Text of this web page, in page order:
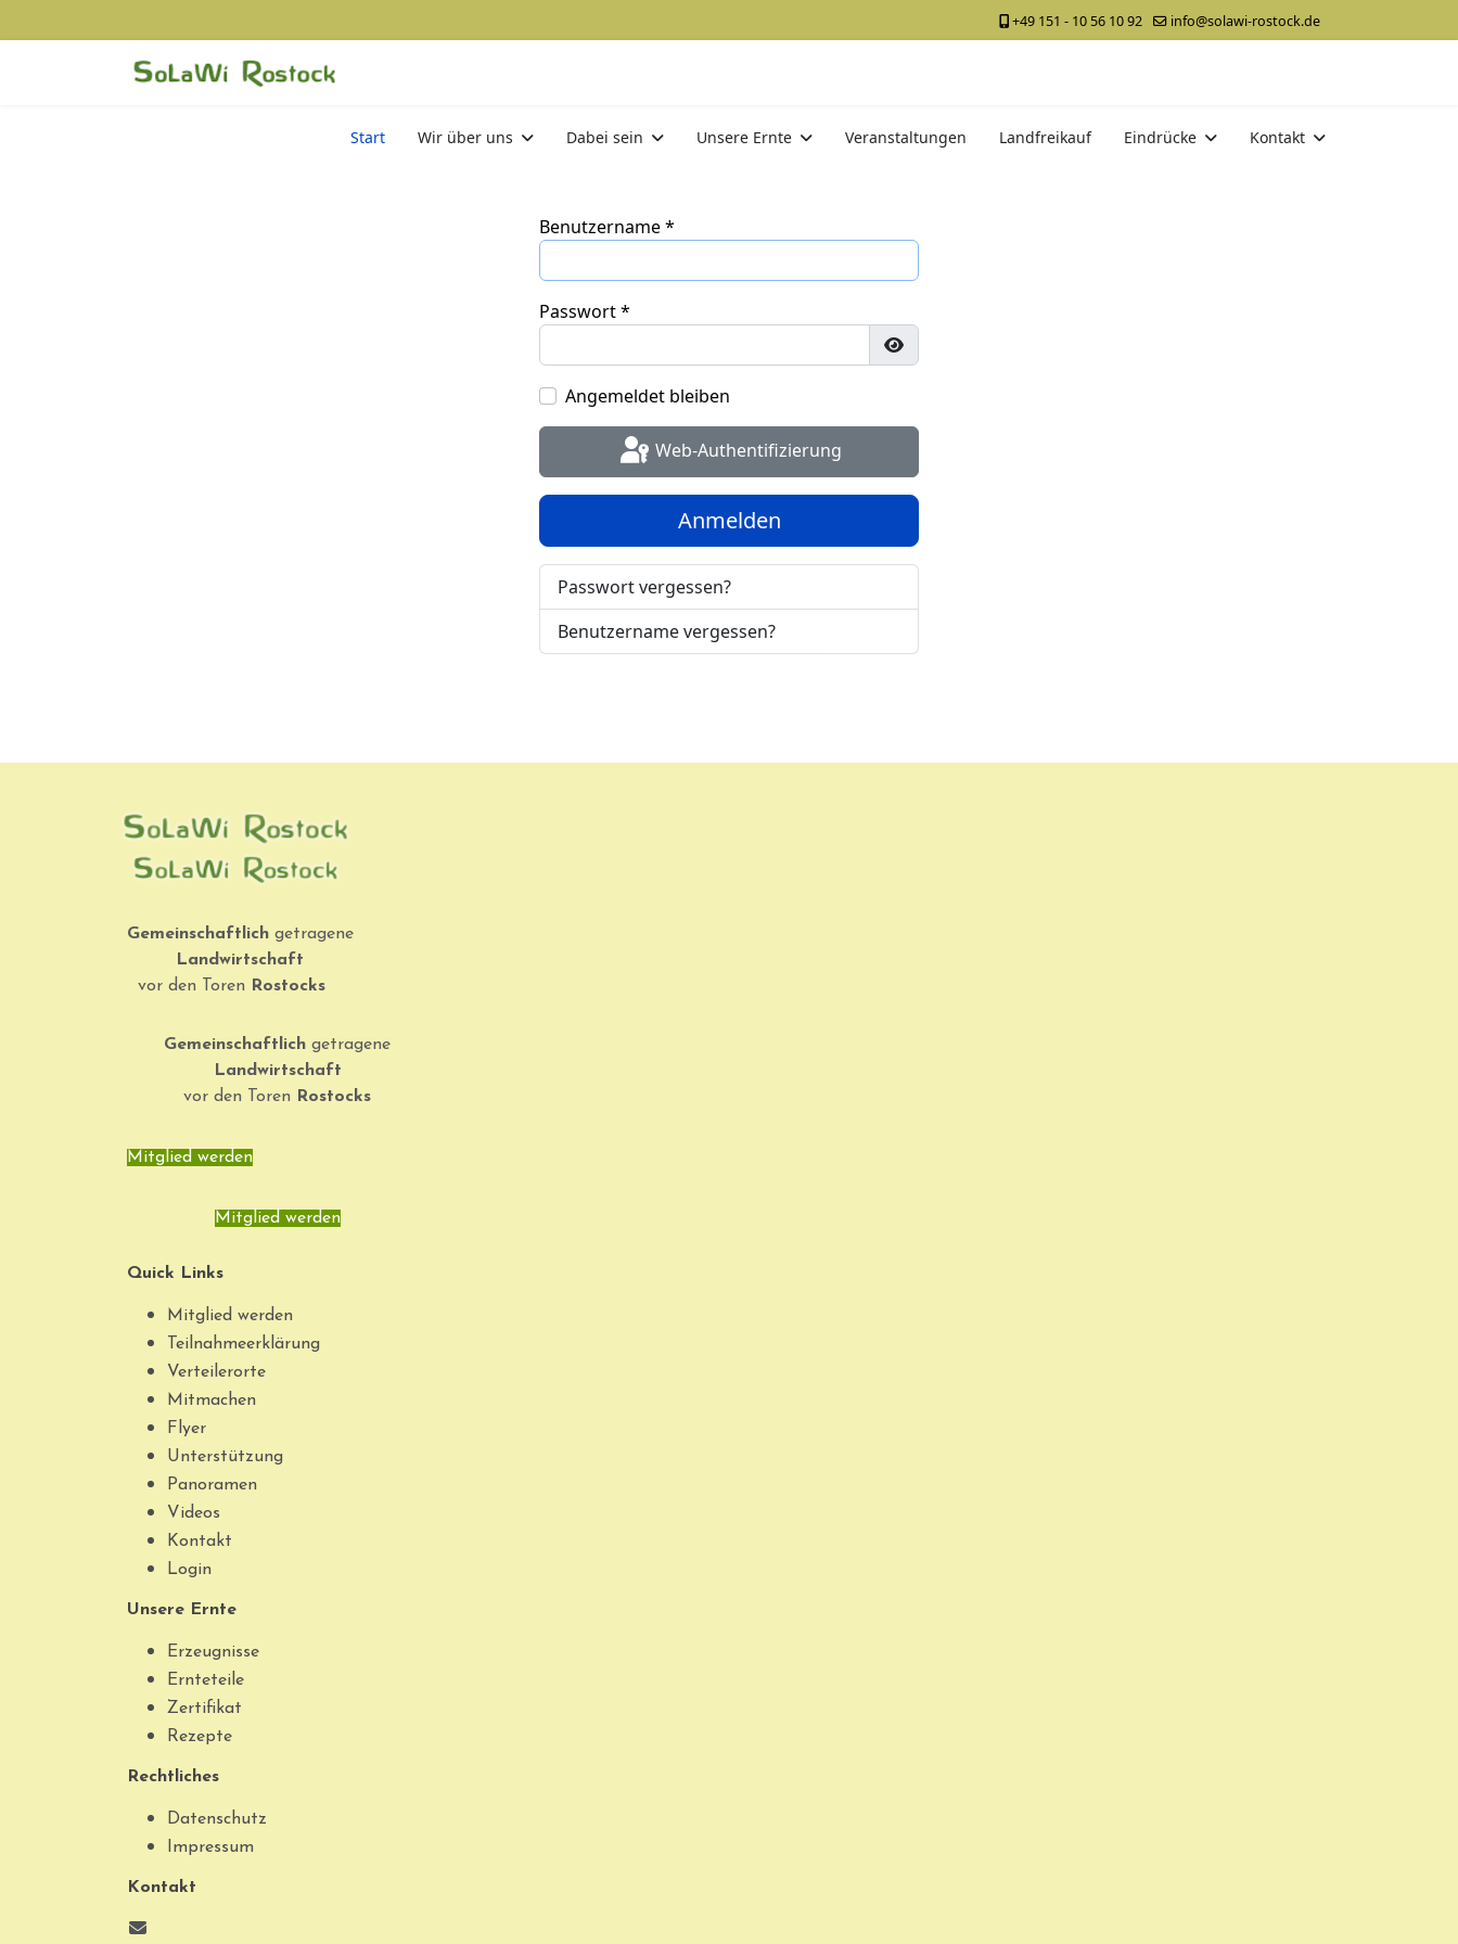
+49 151 - 10 56 10 92 info@solawi-rostock.de
Start Wir über uns Dabei sein Unsere Ernte Veranstaltungen Landfreikauf Eindrücke Kontakt
Benutzername*
Passwort*
Passwort anzeigen
Angemeldet bleiben
Web-Authentifizierung
Anmelden
Passwort vergessen?
Benutzername vergessen?
Gemeinschaftlich getragene
Landwirtschaft
vor den Toren
Rostocks
Gemeinschaftlichgetragene
Landwirtschaft
vor den Toren
Rostocks
Mitglied werden
Mitglied werden
Quick Links
Mitglied werden
Teilnahmeerklärung
Verteilerorte
Mitmachen
Flyer
Unterstützung
Panoramen
Videos
Kontakt
Login
Unsere Ernte
Erzeugnisse
Ernteteile
Zertifikat
Rezepte
Rechtliches
Datenschutz
Impressum
Kontakt